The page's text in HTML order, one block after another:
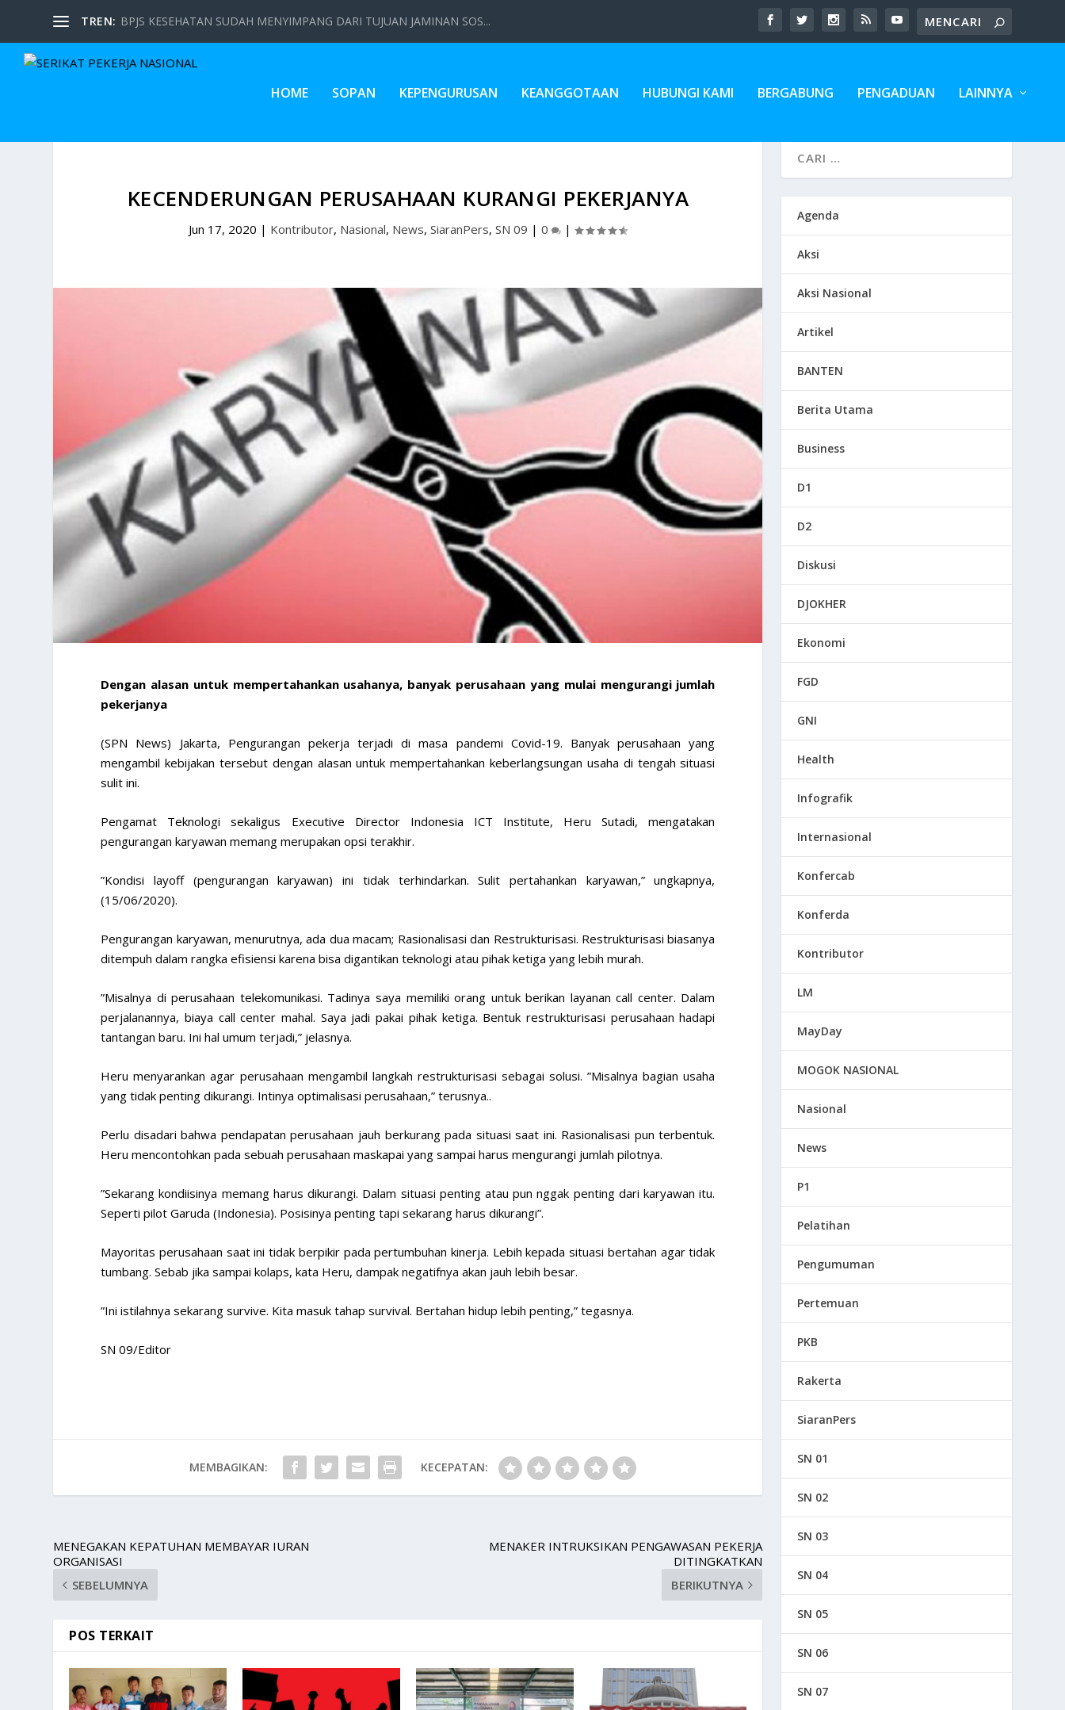
TREN: BPJS KESEHATAN SUDAH MENYIMPANG DARI TUJUAN JAMINAN SOS...
HOME SOPAN KEPENGURUSAN KEANGGOTAAN HUBUNGI KAMI BERGABUNG PENGADUAN LAINNYA
KECENDERUNGAN PERUSAHAAN KURANGI PEKERJANYA
Jun 17, 2020 | Kontributor, Nasional, News,SiaranPers,SN 09 |0 |
Dengan alasan untuk mempertahankan usahanya, banyak perusahaan yang mulai mengurangi jumlah
pekerjanya
(SPN News) Jakarta, Pengurangan pekerja terjadi di masa pandemi Covid-19. Banyak perusahaan yang
mengambil kebijakan tersebut dengan alasan untuk mempertahankan keberlangsungan usaha di tengah situasi
sulit ini.
Pengamat Teknologi sekaligus Executive Director Indonesia ICT Institute, Heru Sutadi, mengatakan
pengurangan karyawan memang merupakan opsi terakhir.
”Kondisi layoff (pengurangan karyawan) ini tidak terhindarkan. Sulit pertahankan karyawan,” ungkapnya,
(15/06/2020).
Pengurangan karyawan, menurutnya, ada dua macam; Rasionalisasi dan Restrukturisasi. Restrukturisasi biasanya
ditempuh dalam rangka efisiensi karena bisa digantikan teknologi atau pihak ketiga yang lebih murah.
”Misalnya di perusahaan telekomunikasi. Tadinya saya memiliki orang untuk berikan layanan call center. Dalam
perjalanannya, biaya call center mahal. Saya jadi pakai pihak ketiga. Bentuk restrukturisasi perusahaan hadapi
tantangan baru. Ini hal umum terjadi,” jelasnya.
Heru menyarankan agar perusahaan mengambil langkah restrukturisasi sebagai solusi. ”Misalnya bagian usaha
yang tidak penting dikurangi. Intinya optimalisasi perusahaan,” terusnya..
Perlu disadari bahwa pendapatan perusahaan jauh berkurang pada situasi saat ini. Rasionalisasi pun terbentuk.
Heru mencontohkan pada sebuah perusahaan maskapai yang sampai harus mengurangi jumlah pilotnya.
”Sekarang kondiisinya memang harus dikurangi. Dalam situasi penting atau pun nggak penting dari karyawan itu.
Seperti pilot Garuda (Indonesia). Posisinya penting tapi sekarang harus dikurangi”.
Mayoritas perusahaan saat ini tidak berpikir pada pertumbuhan kinerja. Lebih kepada situasi bertahan agar tidak
tumbang. Sebab jika sampai kolaps, kata Heru, dampak negatifnya akan jauh lebih besar.
”Ini istilahnya sekarang survive. Kita masuk tahap survival. Bertahan hidup lebih penting,” tegasnya.
SN 09/Editor
MEMBAGIKAN: KECEPATAN:
MENEGAKAN KEPATUHAN MEMBAYAR IURAN
ORGANISASI
SEBELUMNYA
MENAKER INTRUKSIKAN PENGAWASAN PEKERJA
DITINGKATKAN
BERIKUTNYA
POS TERKAIT
Agenda
Aksi
Aksi Nasional
Artikel
BANTEN
Berita Utama
Business
D1
D2
Diskusi
DJOKHER
Ekonomi
FGD
GNI
Health
Infografik
Internasional
Konfercab
Konferda
Kontributor
LM
MayDay
MOGOK NASIONAL
Nasional
News
P1
Pelatihan
Pengumuman
Pertemuan
PKB
Rakerta
SiaranPers
SN 01
SN 02
SN 03
SN 04
SN 05
SN 06
SN 07